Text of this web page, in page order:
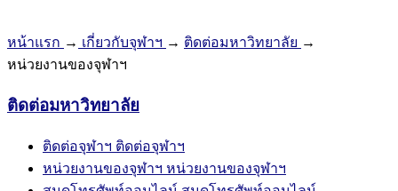
หน้าแรก → เกี่ยวกับจุฬาฯ → ติดต่อมหาวิทยาลัย →
หน่วยงานของจุฬาฯ
ติดต่อมหาวิทยาลัย
ติดต่อจุฬาฯ ติดต่อจุฬาฯ
หน่วยงานของจุฬาฯ หน่วยงานของจุฬาฯ